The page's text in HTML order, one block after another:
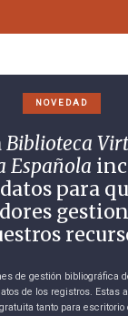
NOVEDAD
Biblioteca
Española
para
de gestión bibliográfica
de los registros. Estas
tanto para escritorio